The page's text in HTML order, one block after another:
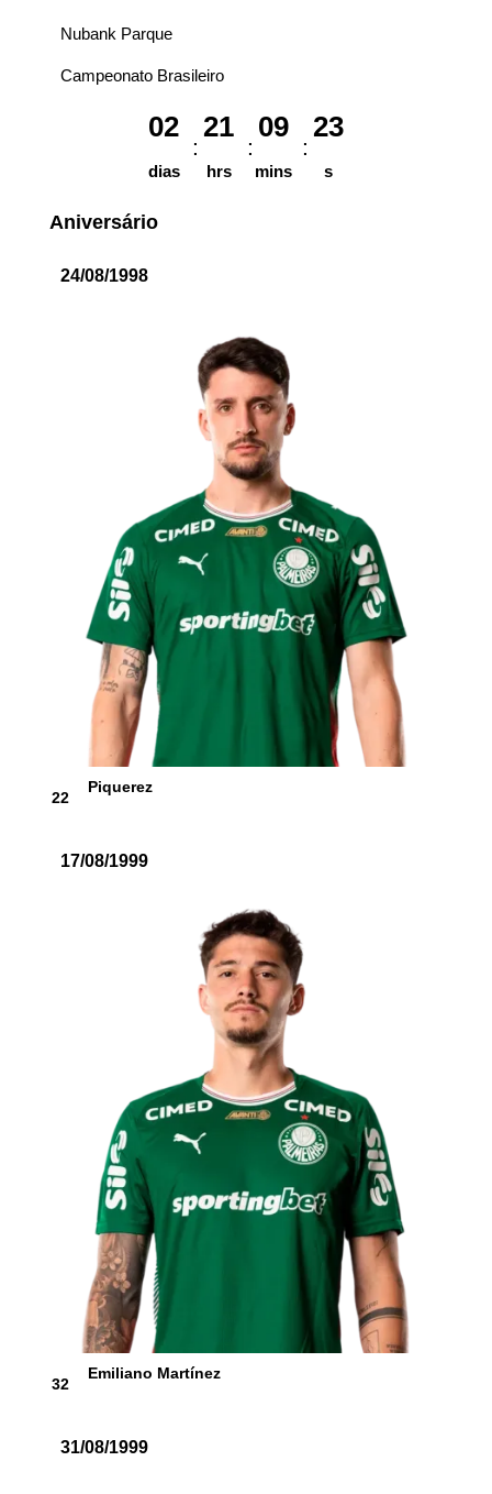
Nubank Parque
Campeonato Brasileiro
02
dias
21
hrs
09
mins
23
s
Aniversário
24/08/1998
22
Piquerez
17/08/1999
32
Emiliano Martínez
31/08/1999